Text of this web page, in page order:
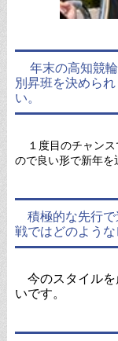
年末の高知競
別昇班を決めら
い。
１度目のチャン
ので良い形で新年を
積極的な先行
戦ではどのよう
今のスタイルを
いです。